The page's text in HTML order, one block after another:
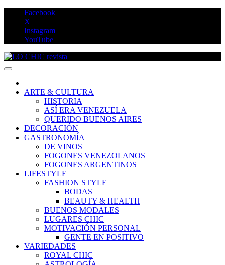
contenido
Facebook
X
Instagram
YouTube
ARTE & CULTURA
HISTORIA
ASÍ ERA VENEZUELA
QUERIDO BUENOS AIRES
DECORACIÓN
GASTRONOMÍA
DE VINOS
FOGONES VENEZOLANOS
FOGONES ARGENTINOS
LIFESTYLE
FASHION STYLE
BODAS
BEAUTY & HEALTH
BUENOS MODALES
LUGARES CHIC
MOTIVACIÓN PERSONAL
GENTE EN POSITIVO
VARIEDADES
ROYAL CHIC